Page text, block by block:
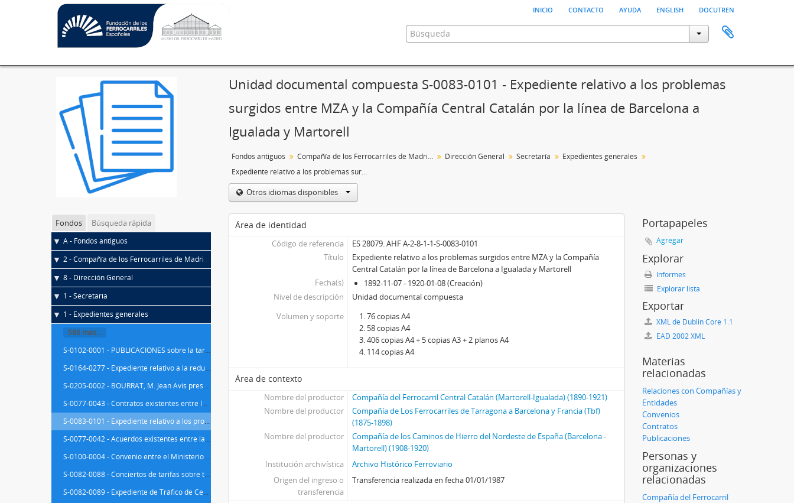
inicio contacto ayuda english docutren
Fondos Búsqueda rápida
A - Fondos antiguos
2 - Compañía de los Ferrocarriles de Madrid a Zaragoza y Alicante
8 - Dirección General
1 - Secretaría
1 - Expedientes generales
586 más...
S-0102-0001 - PUBLICACIONES sobre la tarificación ferroviaria
S-0164-0277 - Expediente relativo a la reducción de parejas que representaría la sustitución de las máquinas antiguas por las modernas
S-0205-0002 - BOURRAT, M. Jean Avis presenté au nom de la Comision du budget sur le proyect de loi tendant a autoriser le Ministre des travaux publies a ouvrir le procedeure du rachat a l' egard de la Compagnie de Chemins de Fer de l' Ouest
S-0077-0043 - Contratos existentes entre las compañías de MZA y de Andaluces, sobre Tráfico
S-0083-0101 - Expediente relativo a los problemas surgidos entre MZA y la Compañía Central Catalán por la línea de Barcelona a Igualada y Martorell
S-0077-0042 - Acuerdos existentes entre las Compañías de MZA, MCP (Madrid, Cáceres y Portugal ) y del Oeste para las relaciones de Tráfico
S-0100-0004 - Convenio entre el Ministerio de Fomento y la Compañía TBF sobre Explotación y Tarifas de sus líneas
S-0082-0088 - Conciertos de tarifas sobre transporte de mercancías entre Tarragona , Reus y Valls, con almacenistas papel de Madrid y tráfico franco-hispano-portugués, transportes vagones de propiedad de Sevilla al Cerro de Hierro y de viajeros en trenes especiales
S-0082-0089 - Expediente de Tráfico de Cereales de la Compañía del Norte y de MZA, hacia Barcelona
Unidad documental compuesta S-0083-0101 - Expediente relativo a los problemas
surgidos entre MZA y la Compañía Central Catalán por la línea de Barcelona a
Igualada y Martorell
Fondos antiguos Compañía de los Ferrocarriles de Madrid a Zaragoza y Alicante Dirección General Secretaría
Expedientes generales
Expediente relativo a los problemas surgidos entre MZA y la Compañía Central Catalán por la línea de Barcelona a Igualada y Martorell
Otros idiomas disponibles
Área de identidad
Código de referencia
ES 28079. AHF A-2-8-1-1-S-0083-0101
Título
Expediente relativo a los problemas surgidos entre MZA y la Compañía
Central Catalán por la línea de Barcelona a Igualada y Martorell
Fecha(s)
1892-11-07 - 1920-01-08 (Creación)
Nivel de descripción
Unidad documental compuesta
Volumen y soporte
76 copias A4
58 copias A4
406 copias A4 + 5 copias A3 + 2 planos A4
114 copias A4
Área de contexto
Nombre del productor
Compañía del Ferrocarril Central Catalán (Martorell-Igualada) (1890-1921)
Nombre del productor
Compañía de Los Ferrocarriles de Tarragona a Barcelona y Francia (Tbf)
(1875-1898)
Nombre del productor
Compañía de los Caminos de Hierro del Nordeste de España (Barcelona -
Martorell) (1908-1920)
Institución archivística
Archivo Histórico Ferroviario
Origen del ingreso o
transferencia
Transferencia realizada en fecha 01/01/1987
Portapapeles
Agregar
Explorar
Informes
Explorar lista
Exportar
XML de Dublin Core 1.1
EAD 2002 XML
Materias
relacionadas
Relaciones con Compañías y
Entidades
Convenios
Contratos
Publicaciones
Personas y
organizaciones
relacionadas
Compañía del Ferrocarril